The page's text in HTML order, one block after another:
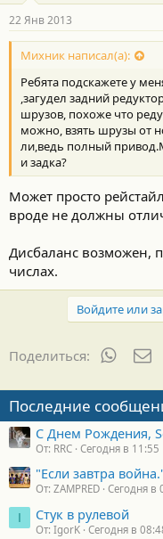
22 Янв 2013
Михник написал(а):
Ребята подскажете у
,загудел задний
шрузов, похоже что
можно, взять шрузы от
ли,ведь полный
и задка?
Может просто
вроде не должны
Дисбаланс возможен,
числах.
Войдите или
Поделиться:
Последние
С Днем Рождения,
От: RRC Сегодня в 11:55
"Если завтра
От: ZAMPRED Сегодня в
I Стук в рулевой
От: IgorK Сегодня в